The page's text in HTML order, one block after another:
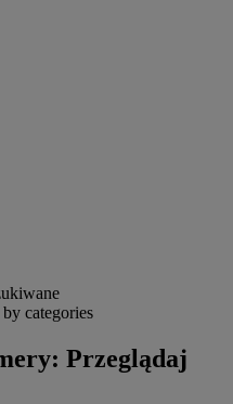
categories
Przeglądaj